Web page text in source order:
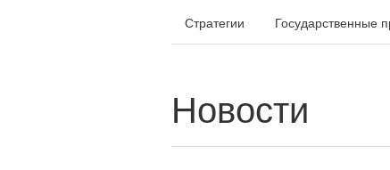
Стратегии Государственные
Новости